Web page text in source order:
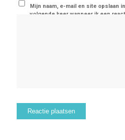
Mijn naam, e-mail en site opslaan
volgende keer wanneer ik een